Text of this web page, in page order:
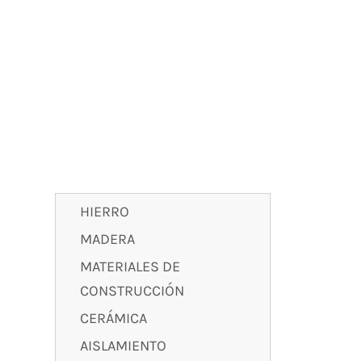
HIERRO
MADERA
MATERIALES DE
CONSTRUCCIÓN
CERÁMICA
AISLAMIENTO